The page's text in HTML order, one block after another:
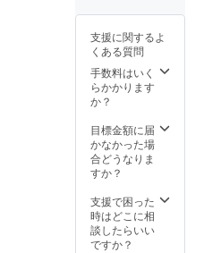
さい。
※お名
前・ご
意見内
容に
よって
りする
可能性
もござ
めご了
承くだ
さい。
効期限
年11月
末まで
とさせ
ていた
だきま
https://
asahiso
ken.jp/p
aper-
school-
3/
等でお
わせさ
せてい
ただき
ます。
その際
ロジェ
クト名
に対す
る想い
てくだ
さい。
支援に関するよ
くある質問
手数料はいく
らかかります
か？
目標金額に届
かなかった場
合どうなりま
すか？
支援で困った
時はどこに相
談したらいい
ですか？